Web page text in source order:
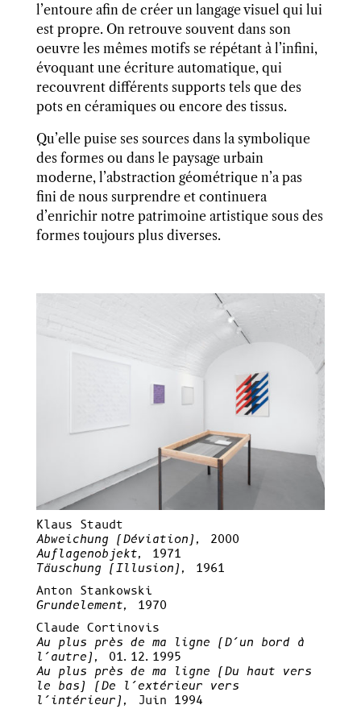
l’entoure afin de créer un langage visuel qui lui
est propre. On retrouve souvent dans son
oeuvre les mêmes motifs se répétant à l’infini,
évoquant une écriture automatique, qui
recouvrent différents supports tels que des
pots en céramiques ou encore des tissus.
Qu’elle puise ses sources dans la symbolique
des formes ou dans le paysage urbain
moderne, l’abstraction géométrique n’a pas
fini de nous surprendre et continuera
d’enrichir notre patrimoine artistique sous des
formes toujours plus diverses.
Klaus Staudt
Abweichung (Déviation),
2000
Auflagenobjekt,
1971
Täuschung (Illusion),
1961
Anton Stankowski
Grundelement,
1970
Claude Cortinovis
Au plus près de ma ligne (D’un bord à
l’autre),
01.12.1995
Au plus près de ma ligne (Du haut vers
le bas) (De l’extérieur vers
l’intérieur),
Juin 1994